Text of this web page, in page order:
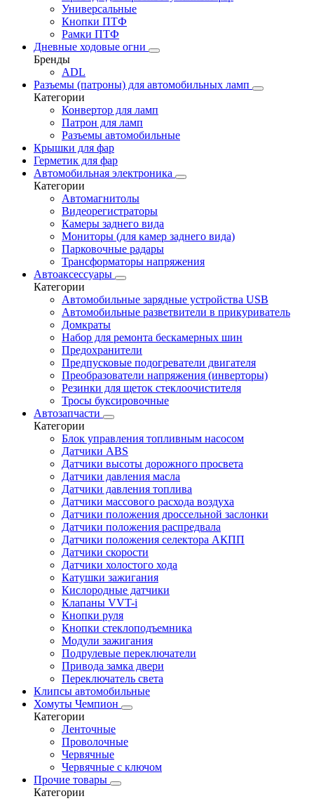
Универсальные
Кнопки ПТФ
Рамки ПТФ
Дневные ходовые огни
Бренды
ADL
Разъемы (патроны) для автомобильных ламп
Категории
Конвертор для ламп
Патрон для ламп
Разъемы автомобильные
Крышки для фар
Герметик для фар
Автомобильная электроника
Категории
Автомагнитолы
Видеорегистраторы
Камеры заднего вида
Мониторы (для камер заднего вида)
Парковочные радары
Трансформаторы напряжения
Автоаксессуары
Категории
Автомобильные зарядные устройства USB
Автомобильные разветвители в прикуриватель
Домкраты
Набор для ремонта бескамерных шин
Предохранители
Предпусковые подогреватели двигателя
Преобразователи напряжения (инверторы)
Резинки для щеток стеклоочистителя
Тросы буксировочные
Автозапчасти
Категории
Блок управления топливным насосом
Датчики ABS
Датчики высоты дорожного просвета
Датчики давления масла
Датчики давления топлива
Датчики массового расхода воздуха
Датчики положения дроссельной заслонки
Датчики положения распредвала
Датчики положения селектора АКПП
Датчики скорости
Датчики холостого хода
Катушки зажигания
Кислородные датчики
Клапаны VVT-i
Кнопки руля
Кнопки стеклоподъемника
Модули зажигания
Подрулевые переключатели
Привода замка двери
Переключатель света
Клипсы автомобильные
Хомуты Чемпион
Категории
Ленточные
Проволочные
Червячные
Червячные с ключом
Прочие товары
Категории